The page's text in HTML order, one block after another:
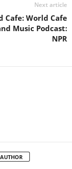
Next article
Cafe: World Cafe
Music Podcast:
NPR